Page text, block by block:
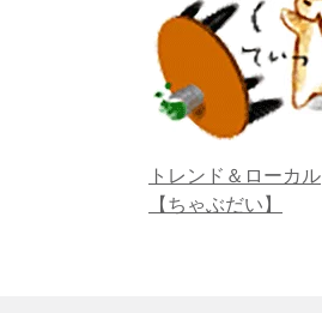
トレンド＆ローカル
【ちゃぶだい】